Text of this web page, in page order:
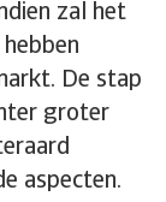
zal het
De stap
groter
aspecten.